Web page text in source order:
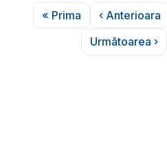
Paginare
Prima pagină
« Prima ‹ Anterioara
Pagina
Următoarea ›